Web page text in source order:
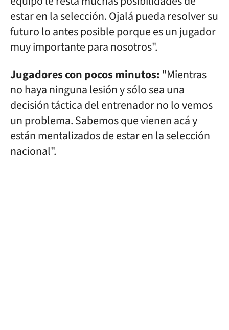
estar en la selección. Ojalá pueda resolver su
futuro lo antes posible porque es un jugador
muy importante para nosotros".
Jugadores con pocos minutos:"Mientras
no haya ninguna lesión y sólo sea una
decisión táctica del entrenador no lo vemos
un problema. Sabemos que vienen acá y
están mentalizados de estar en la selección
nacional".